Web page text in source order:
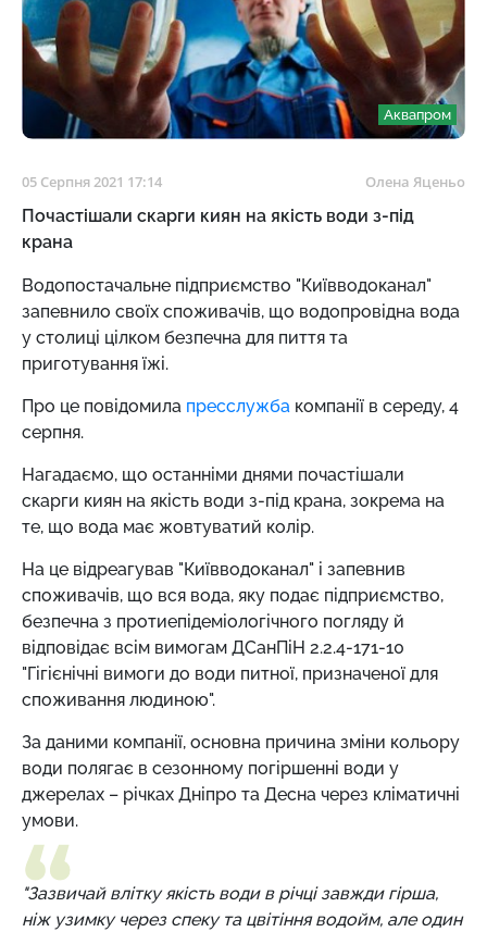
Аквапром
05 Серпня 2021 17:14 Олена Яценьо
Почастішали скарги киян на якість води з-під
крана
Водопостачальне підприємство "Київводоканал"
запевнило своїх споживачів, що водопровідна вода
у столиці цілком безпечна для пиття та
приготування їжі.
Про це повідомила пресслужба компанії в середу, 4
серпня.
Нагадаємо, що останніми днями почастішали
скарги киян на якість води з-під крана, зокрема на
те, що вода має жовтуватий колір.
На це відреагував "Київводоканал" і запевнив
споживачів, що вся вода, яку подає підприємство,
безпечна з протиепідеміологічного погляду й
відповідає всім вимогам ДСанПіН 2.2.4-171-10
"Гігієнічні вимоги до води питної, призначеної для
споживання людиною".
За даними компанії, основна причина зміни кольору
води полягає в сезонному погіршенні води у
джерелах – річках Дніпро та Десна через кліматичні
умови.
"Зазвичай влітку якість води в річці завжди гірша,
ніж узимку через спеку та цвітіння водойм, але один